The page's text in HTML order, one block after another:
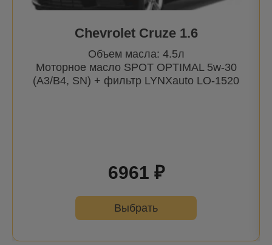
Chevrolet Cruze 1.6
Объем масла: 4.5л
Моторное масло SPOT OPTIMAL 5w-30
(A3/B4, SN) + фильтр LYNXauto LO-1520
6961 ₽
Выбрать